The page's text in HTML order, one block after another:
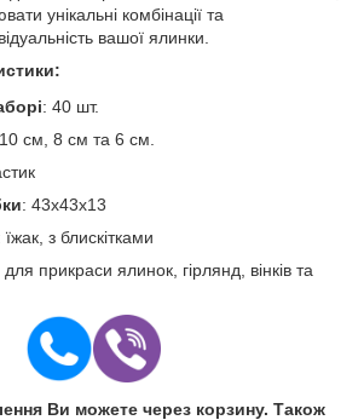
унікальні комбінації та
вашої ялинки.
: 40 шт.
10 см, 8 см та 6 см.
: 43х43х13
їжак, з блискітками
для прикраси ялинок, гірлянд, вінків та
Ви можете через корзину. Також